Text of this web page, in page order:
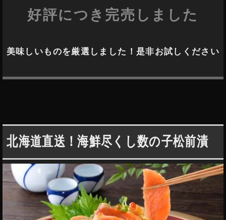
好評につき完売しました
美味しいものを厳選しました！是非お試しください
北海道直送！海鮮尽くし数の子松前漬